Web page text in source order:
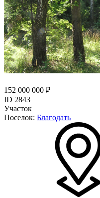
152 000 000 ₽
ID 2843
Участок
Поселок: Благодать